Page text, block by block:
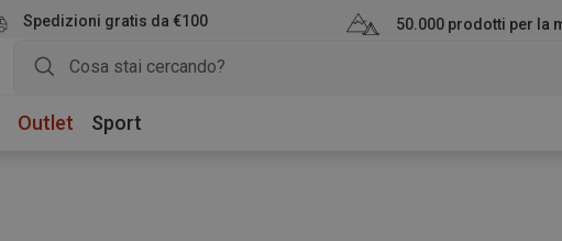
Spedizioni gratis da €100 50.000 prodotti per la
Outlet Sport